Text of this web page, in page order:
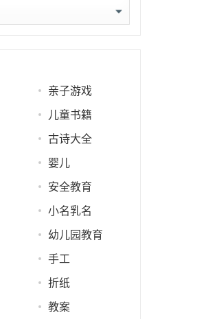
亲子游戏
儿童书籍
古诗大全
婴儿
安全教育
小名乳名
幼儿园教育
手工
折纸
教案